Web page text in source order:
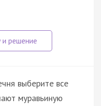
выберите все
муравьиную